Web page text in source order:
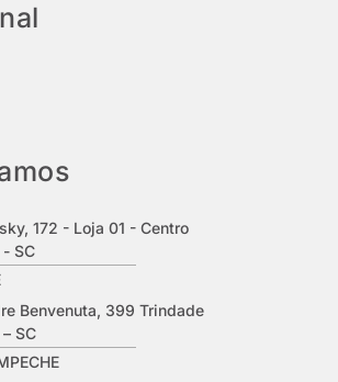
172 - Loja 01 - Centro
SC
Benvenuta, 399 Trindade
SC